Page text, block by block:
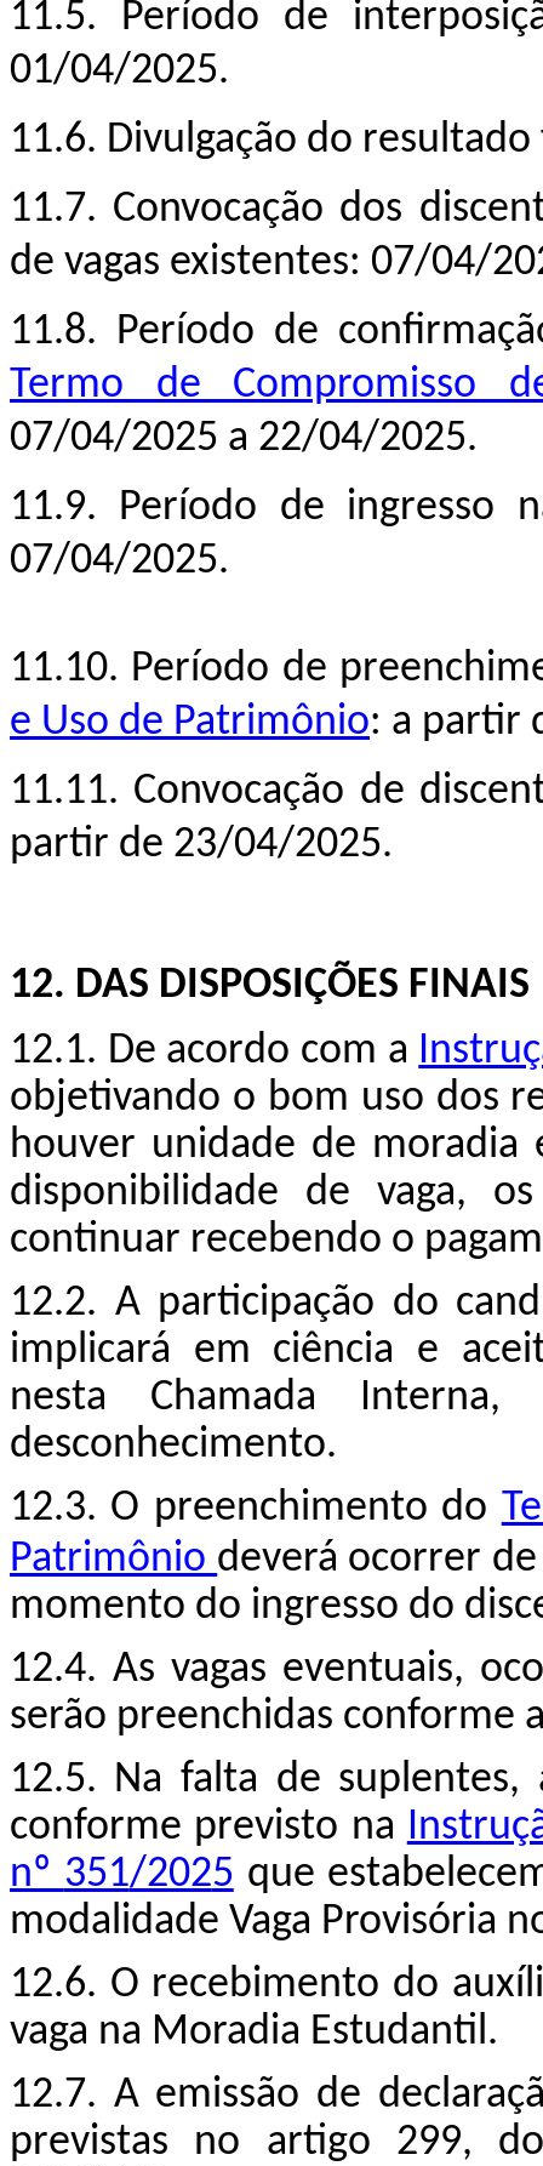
11.5. Período de
01/04/2025.
11.6. Divulgação do
11.7. Convocação dos
de vagas existentes: 07/04/
11.8. Período de
Termo de Compromisso
07/04/2025 a 22/04/2025.
11.9. Período de ingresso
07/04/2025.
11.10. Período de
e Uso de Patrimônio: a partir
11.11. Convocação de
partir de 23/04/2025.
12. DAS DISPOSIÇÕES FINAIS
12.1. De acordo com a
objetivando o bom uso dos
houver unidade de
disponibilidade de vaga,
continuar recebendo o
12.2. A participação do
implicará em ciência e
nesta Chamada
desconhecimento.
12.3. O preenchimento do
Patrimônio deverá ocorrer
momento do ingresso do
12.4. As vagas eventuais,
serão preenchidas conforme
12.5. Na falta de suplentes,
conforme previsto na
nº 351/2025 que
modalidade Vaga Provisória
12.6. O recebimento do
vaga na Moradia Estudantil.
12.7. A emissão de
previstas no artigo 299,